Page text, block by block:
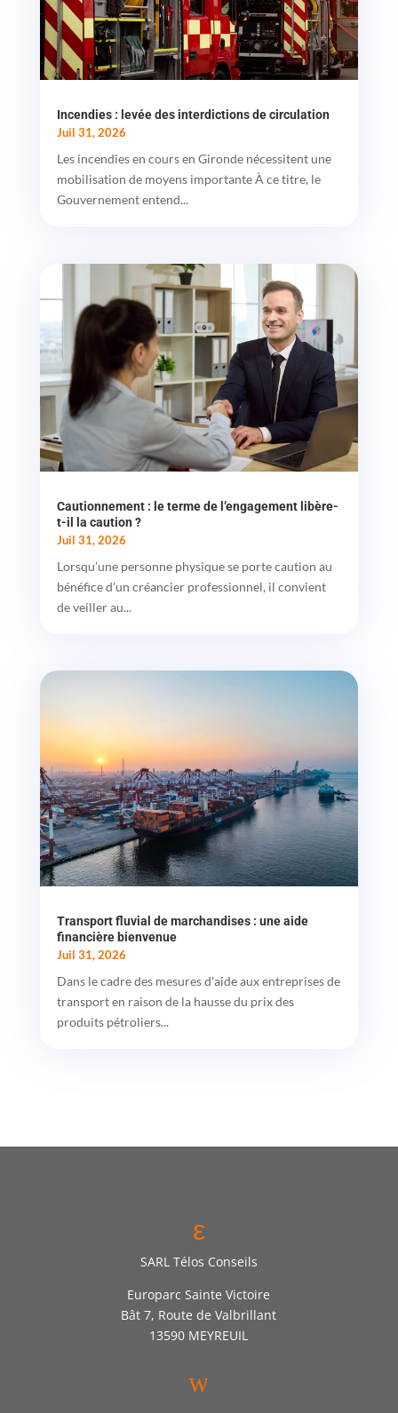
Incendies : levée des interdictions de circulation
Juil 31, 2026
Les incendies en cours en Gironde nécessitent une
mobilisation de moyens importante À ce titre, le
Gouvernement entend...
Cautionnement : le terme de l’engagement libère-
t-il la caution ?
Juil 31, 2026
Lorsqu’une personne physique se porte caution au
bénéfice d’un créancier professionnel, il convient
de veiller au...
Transport fluvial de marchandises : une aide
financière bienvenue
Juil 31, 2026
Dans le cadre des mesures d'aide aux entreprises de
transport en raison de la hausse du prix des
produits pétroliers...
ε
SARL Télos Conseils
Europarc Sainte Victoire
Bât 7, Route de Valbrillant
13590 MEYREUIL
w